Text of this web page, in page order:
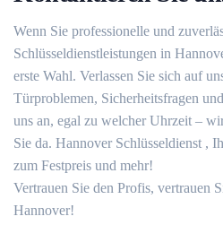
Wenn Sie professionelle und
Schlüsseldienstleistungen in
erste Wahl. Verlassen Sie sich auf
Türproblemen, Sicherheitsfragen
uns an, egal zu welcher Uhrzeit –
Sie da. Hannover Schlüsseldienst ,
zum Festpreis und mehr!
Vertrauen Sie den Profis, vertrauen
Hannover!